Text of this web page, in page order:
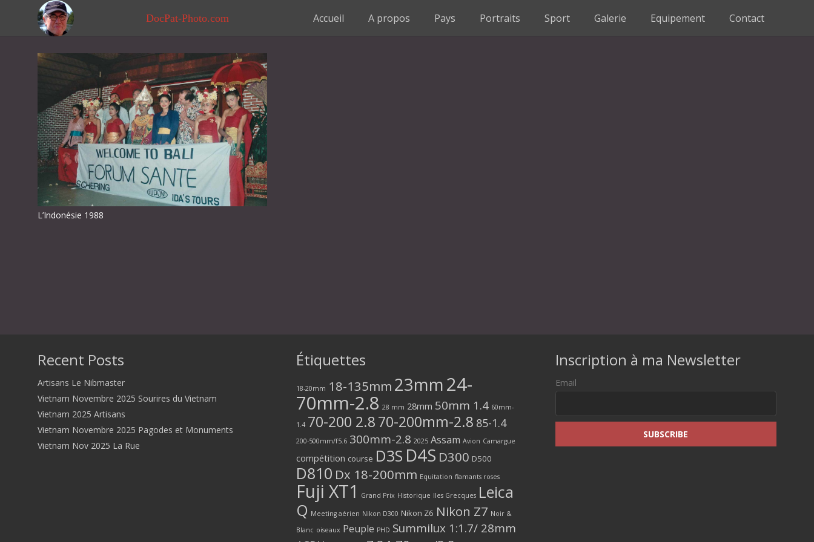
DocPat-Photo.com Accueil A propos Pays Portraits Sport Galerie Equipement Contact
L’Indonésie 1988
Recent Posts
Artisans Le Nibmaster
Vietnam Novembre 2025 Sourires du Vietnam
Vietnam 2025 Artisans
Vietnam Novembre 2025 Pagodes et Monuments
Vietnam Nov 2025 La Rue
Étiquettes
18-20mm 18-135mm 23mm24-
70mm-2.8 28 mm 28mm 50mm 1.4 60mm-
1.4 70-200 2.870-200mm-2.8 85-1.4
200-500mm/f5.6 300mm-2.8 2025 Assam Avion Camargue
compétition course D3S D4S D300 D500
D810 Dx 18-200mm Equitation flamants roses
Fuji XT1 Grand Prix Historique Iles Grecques Leica
Q Meeting aérien Nikon D300 Nikon Z6 Nikon Z7 Noir &
Blanc oiseaux Peuple PHD Summilux 1:1.7/ 28mm
Inscription à ma Newsletter
Email